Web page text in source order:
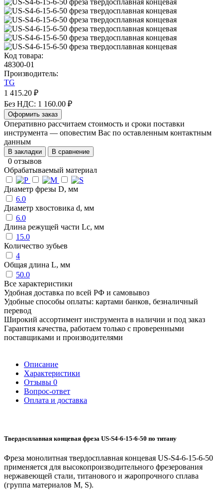
Код товара:
48300-01
Производитель:
TG
1 415.20 ₽
Без НДС: 1 160.00 ₽
Оформить заказ
Оперативно рассчитаем стоимость и сроки поставки
инструмента — оповестим Вас по оставленным контактным
данным
В закладки В сравнение
0 отзывов
Обрабатываемый материал
Диаметр фрезы D, мм
6.0
Диаметр хвостовика d, мм
6.0
Длина режущей части Lc, мм
15.0
Количество зубьев
4
Общая длина L, мм
50.0
Все характеристики
Удобная доставка по всей РФ и самовывоз
Удобные способы оплаты: картами банков, безналичный
перевод
Широкий ассортимент инструмента в наличии и под заказ
Гарантия качества, работаем только с проверенными
поставщиками и производителями
Описание
Характеристики
Отзывы 0
Вопрос-ответ
Оплата и доставка
Твердосплавная концевая фреза US-S4-6-15-6-50 по титану
Фреза монолитная твердосплавная концевая US-S4-6-15-6-50
применяется для высокопроизводительного фрезерования
нержавеющей стали, титанового и жаропрочного сплава
(группа материалов M, S).